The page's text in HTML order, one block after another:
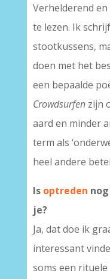
Verhelderend
te lezen. Ik
stootkussens,
doen met het
een bepaalde
Crowdsurfenzijn
aard en minder
term als
heel andere
Is optreden
je?
Ja, dat doe ik
interessant
soms een